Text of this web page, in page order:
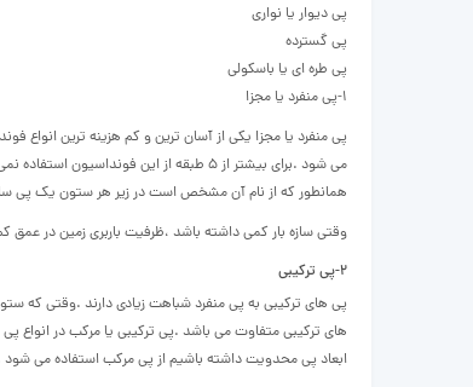
پی دیوار یا نواری
پی گسترده
پی طره ای یا باسکولی
۱-پی منفرد یا مجزا
پی منفرد یا مجزا یکی از آسان ترین و کم هزینه ترین
می شود .برای بیشتر از ۵ طبقه از این
همانطور که از نام آن مشخص است در زیر هر ستون یک پی
وقتی سازه بار کمی داشته باشد ،ظرفیت باربری زمین در
۲-پی ترکیبی
پی های ترکیبی به پی منفرد شباهت زیادی دارند .وقتی که
های ترکیبی متفاوت می باشد .پی ترکیبی یا مرکب در انواع
ابعاد پی محدویت داشته باشیم از پی مرکب استفاده می شود